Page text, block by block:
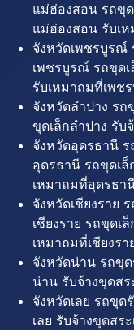
แม่ฮ่องสอน รถขุ
แม่ฮ่องสอน รับเ
จังหวัดเพชรบูรณ์
เพชรบูรณ์ รถขุด
รับเหมาถมที่เพช
จังหวัดลำปาง รถ
ขุดเล็กลำปาง รับ
จังหวัดอุดรธานี
อุดรธานี รถขุดเ
เหมาถมที่อุดรธา
จังหวัดเชียงราย
เชียงราย รถขุดเ
เหมาถมที่เชียงรา
จังหวัดน่าน รถขุ
น่าน รับจ้างขุดส
จังหวัดเลย รถขุด
เลย รับจ้างขุดสร